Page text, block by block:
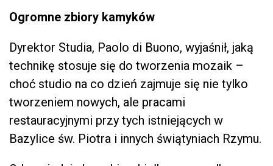
Ogromne zbiory kamyków
Dyrektor Studia, Paolo di Buono, wyjaśnił, jaką
technikę stosuje się do tworzenia mozaik –
choć studio na co dzień zajmuje się nie tylko
tworzeniem nowych, ale pracami
restauracyjnymi przy tych istniejących w
Bazylice św. Piotra i innych świątyniach Rzymu.